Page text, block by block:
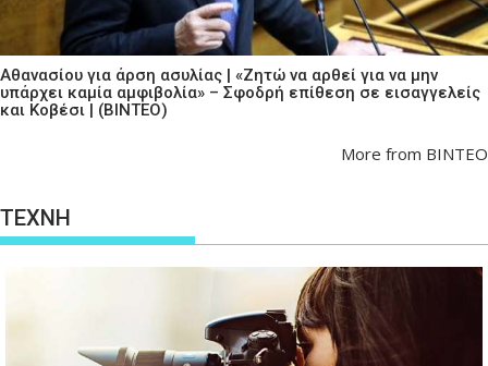
Αθανασίου για άρση ασυλίας | «Ζητώ να αρθεί για να μην
υπάρχει καμία αμφιβολία» – Σφοδρή επίθεση σε εισαγγελείς
και Κοβέσι | (ΒΙΝΤΕΟ)
More from ΒΙΝΤΕΟ
ΤΕΧΝΗ